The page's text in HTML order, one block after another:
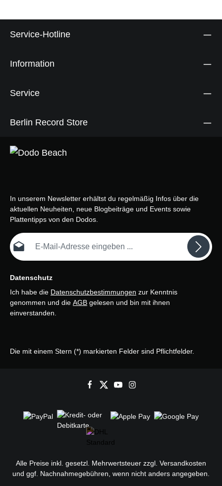
Service-Hotline
Information
Service
Berlin Record Store
In unserem Newsletter erhältst du regelmäßig Infos über die
aktuellen Neuheiten, neue Blogbeiträge und Events sowie
Plattentipps von den Dodos.
E-Mail-Adresse*
Datenschutz
Ich habe die Datenschutzbestimmungen zur Kenntnis
genommen und die AGB gelesen und bin mit ihnen
einverstanden.
Die mit einem Stern (*) markierten Felder sind Pflichtfelder.
Alle Preise inkl. gesetzl. Mehrwertsteuer zzgl. Versandkosten
und ggf. Nachnahmegebühren, wenn nicht anders angegeben.